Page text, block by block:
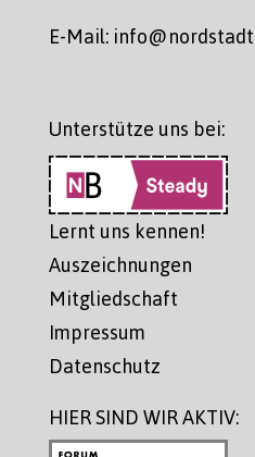
E-Mail:
Unterstütze uns bei:
Lernt uns kennen!
Auszeichnungen
Mitgliedschaft
Impressum
Datenschutz
HIER SIND WIR AKTIV: